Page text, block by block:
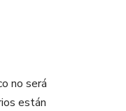
no será
están